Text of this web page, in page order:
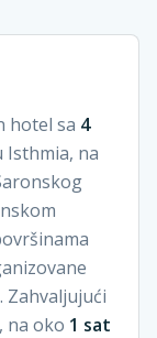
hotel sa 4
Isthmia, na
Zahvaljujući
na oko 1 sat